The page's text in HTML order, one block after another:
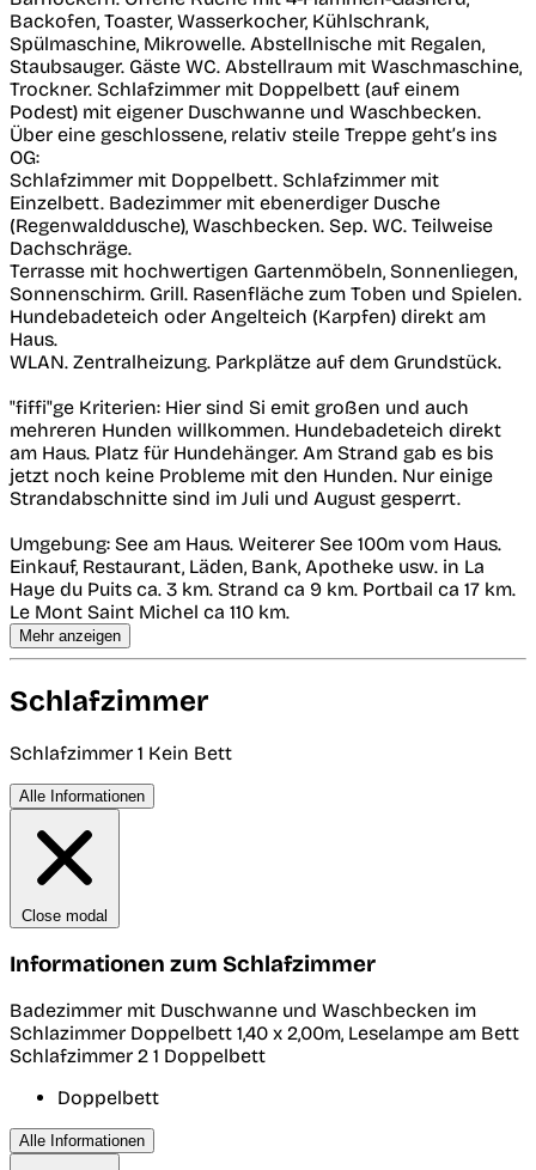
Backofen, Toaster, Wasserkocher, Kühlschrank,
Spülmaschine, Mikrowelle. Abstellnische mit Regalen,
Staubsauger. Gäste WC. Abstellraum mit Waschmaschine,
Trockner. Schlafzimmer mit Doppelbett (auf einem
Podest) mit eigener Duschwanne und Waschbecken.
Über eine geschlossene, relativ steile Treppe geht’s ins
OG:
Schlafzimmer mit Doppelbett. Schlafzimmer mit
Einzelbett. Badezimmer mit ebenerdiger Dusche
(Regenwalddusche), Waschbecken. Sep. WC. Teilweise
Dachschräge.
Terrasse mit hochwertigen Gartenmöbeln, Sonnenliegen,
Sonnenschirm. Grill. Rasenfläche zum Toben und Spielen.
Hundebadeteich oder Angelteich (Karpfen) direkt am
Haus.
WLAN. Zentralheizung. Parkplätze auf dem Grundstück.
"fiffi"ge Kriterien: Hier sind Si emit großen und auch
mehreren Hunden willkommen. Hundebadeteich direkt
am Haus. Platz für Hundehänger. Am Strand gab es bis
jetzt noch keine Probleme mit den Hunden. Nur einige
Strandabschnitte sind im Juli und August gesperrt.
Umgebung: See am Haus. Weiterer See 100m vom Haus.
Einkauf, Restaurant, Läden, Bank, Apotheke usw. in La
Haye du Puits ca. 3 km. Strand ca 9 km. Portbail ca 17 km.
Le Mont Saint Michel ca 110 km.
Mehr anzeigen
Schlafzimmer
Schlafzimmer 1 Kein Bett
Alle Informationen
Close modal
Informationen zum Schlafzimmer
Badezimmer mit Duschwanne und Waschbecken im
Schlazimmer Doppelbett 1,40 x 2,00m, Leselampe am Bett
Schlafzimmer 2 1 Doppelbett
Doppelbett
Alle Informationen